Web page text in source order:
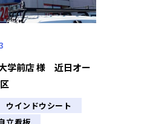
学前店 様 近日オー
ウインドウシート